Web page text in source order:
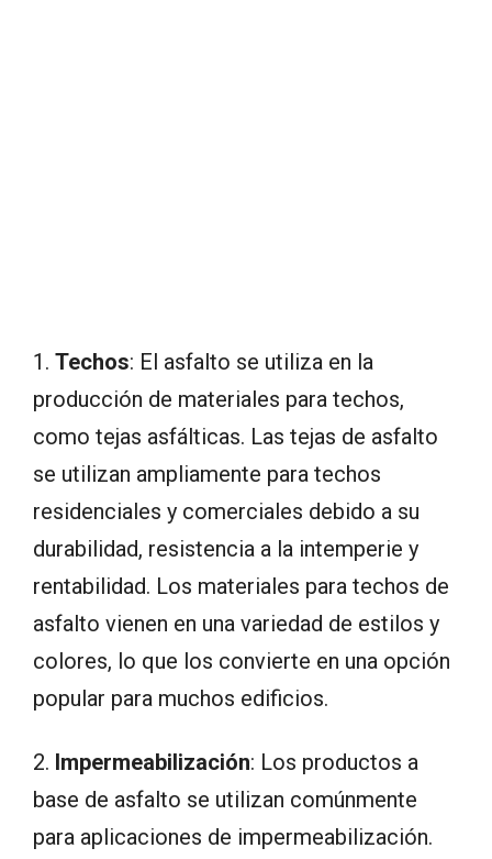
1. Techos: El asfalto se utiliza en la
producción de materiales para techos,
como tejas asfálticas. Las tejas de asfalto
se utilizan ampliamente para techos
residenciales y comerciales debido a su
durabilidad, resistencia a la intemperie y
rentabilidad. Los materiales para techos de
asfalto vienen en una variedad de estilos y
colores, lo que los convierte en una opción
popular para muchos edificios.
2. Impermeabilización: Los productos a
base de asfalto se utilizan comúnmente
para aplicaciones de impermeabilización.